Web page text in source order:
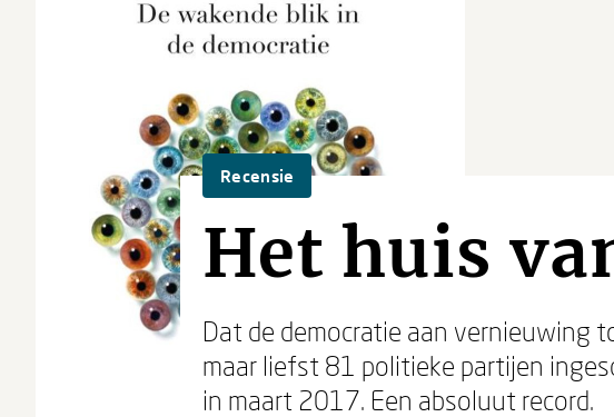
Recensie
Het huis
Dat de democratie aan vernieuwing
maar liefst 81 politieke partijen
in maart 2017. Een absoluut record.